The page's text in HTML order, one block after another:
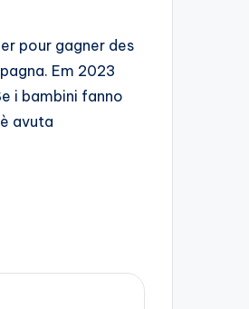
pour gagner des
Em 2023
i bambini fanno
avuta